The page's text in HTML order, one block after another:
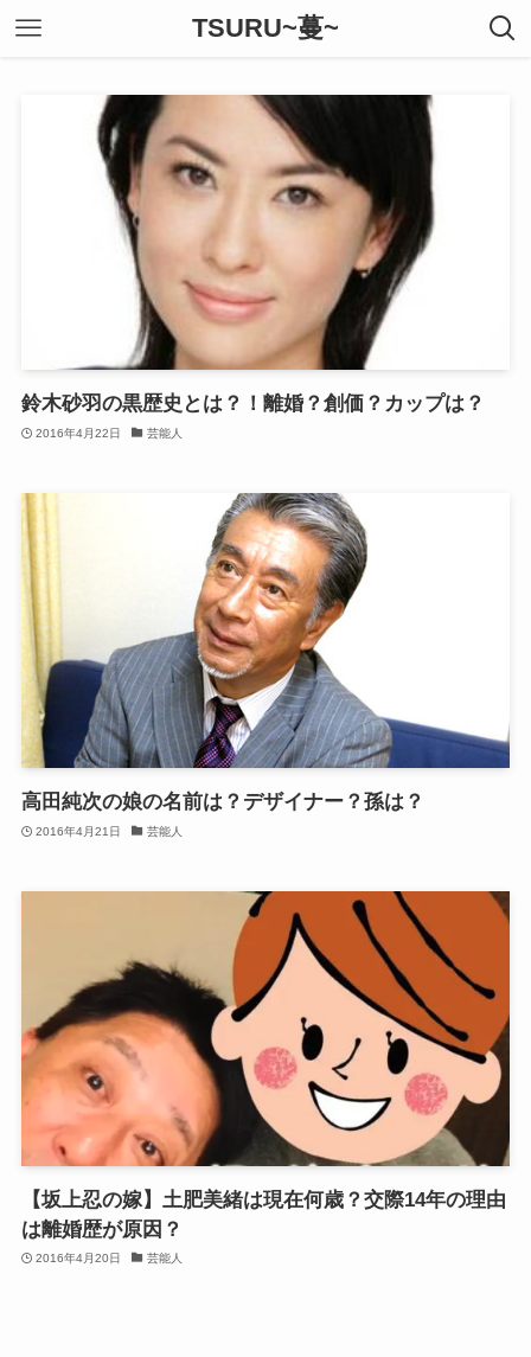
TSURU~蔓~
鈴木砂羽の黒歴史とは？！離婚？創価？カップは？
2016年4月22日 芸能人
高田純次の娘の名前は？デザイナー？孫は？
2016年4月21日 芸能人
【坂上忍の嫁】土肥美緒は現在何歳？交際14年の理由
は離婚歴が原因？
2016年4月20日 芸能人